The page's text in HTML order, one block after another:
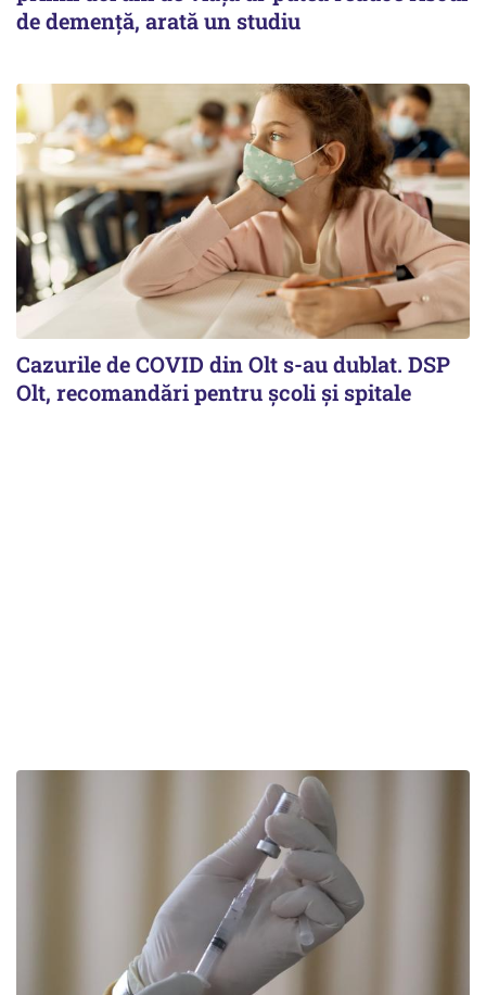
de demență, arată un studiu
Cazurile de COVID din Olt s-au dublat. DSP
Olt, recomandări pentru școli și spitale